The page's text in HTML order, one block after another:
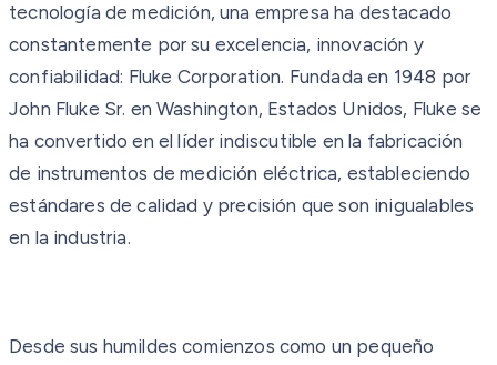
tecnología de medición, una empresa ha destacado
constantemente por su excelencia, innovación y
confiabilidad: Fluke Corporation. Fundada en 1948 por
John Fluke Sr. en Washington, Estados Unidos, Fluke se
ha convertido en el líder indiscutible en la fabricación
de instrumentos de medición eléctrica, estableciendo
estándares de calidad y precisión que son inigualables
en la industria.
Desde sus humildes comienzos como un pequeño